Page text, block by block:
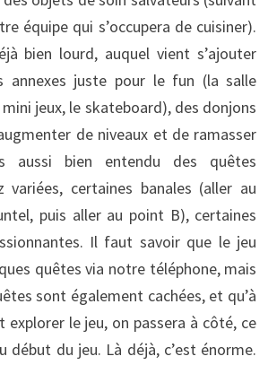
équipe qui s’occupera de cuisiner).
bien lourd, auquel vient s’ajouter
annexes juste pour le fun (la salle
mini jeux, le skateboard), des donjons
de niveaux et de ramasser
aussi bien entendu des quêtes
variées, certaines banales (aller au
puis aller au point B), certaines
Il faut savoir que le jeu
quêtes via notre téléphone, mais
sont également cachées, et qu’à
explorer le jeu, on passera à côté, ce
début du jeu. Là déjà, c’est énorme.